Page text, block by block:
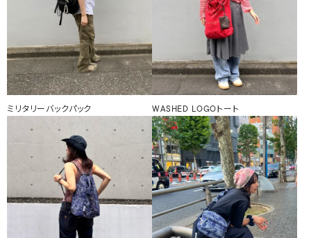
ミリタリーバックパック WASHED LOGOトート